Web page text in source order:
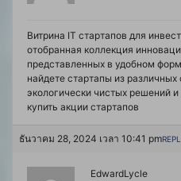
Витрина IT стартапов для
отобранная коллекция
представленных в удобном
найдете стартапы из
экологически чистых решений
купить акции стартапов
ธันวาคม 28, 2024 เวลา 10:41 pm
EdwardLycle